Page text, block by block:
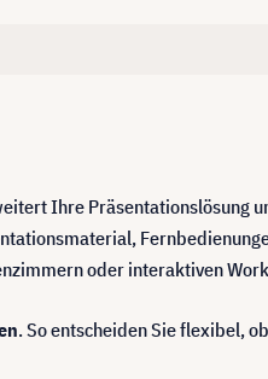
Ihre Präsentationslösung
oder interaktiven
. So entscheiden Sie flexibel,